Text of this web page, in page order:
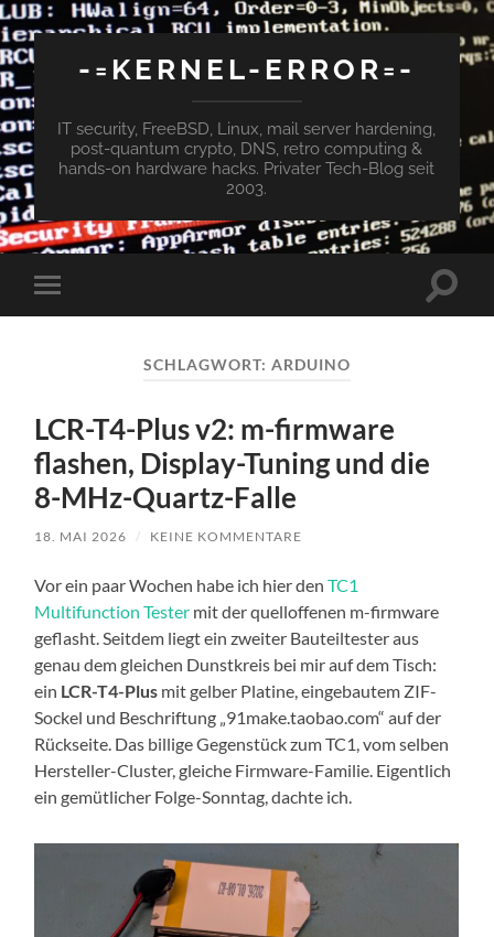
-=KERNEL-ERROR=-
IT security, FreeBSD, Linux, mail server hardening,
post-quantum crypto, DNS, retro computing &
hands-on hardware hacks. Privater Tech-Blog seit
2003.
Mobile-
Menü
SCHLAGWORT: ARDUINO
LCR-T4-Plus v2: m-firmware
flashen, Display-Tuning und die
8-MHz-Quartz-Falle
18. MAI 2026 / KEINE KOMMENTARE
Vor ein paar Wochen habe ich hier denTC1
Multifunction Tester mit der quelloffenen m-firmware
geflasht. Seitdem liegt ein zweiter Bauteiltester aus
genau dem gleichen Dunstkreis bei mir auf dem Tisch:
ein LCR-T4-Plus mit gelber Platine, eingebautem ZIF-
Sockel und Beschriftung „91make.taobao.com“ auf der
Rückseite. Das billige Gegenstück zum TC1, vom selben
Hersteller-Cluster, gleiche Firmware-Familie. Eigentlich
ein gemütlicher Folge-Sonntag, dachte ich.